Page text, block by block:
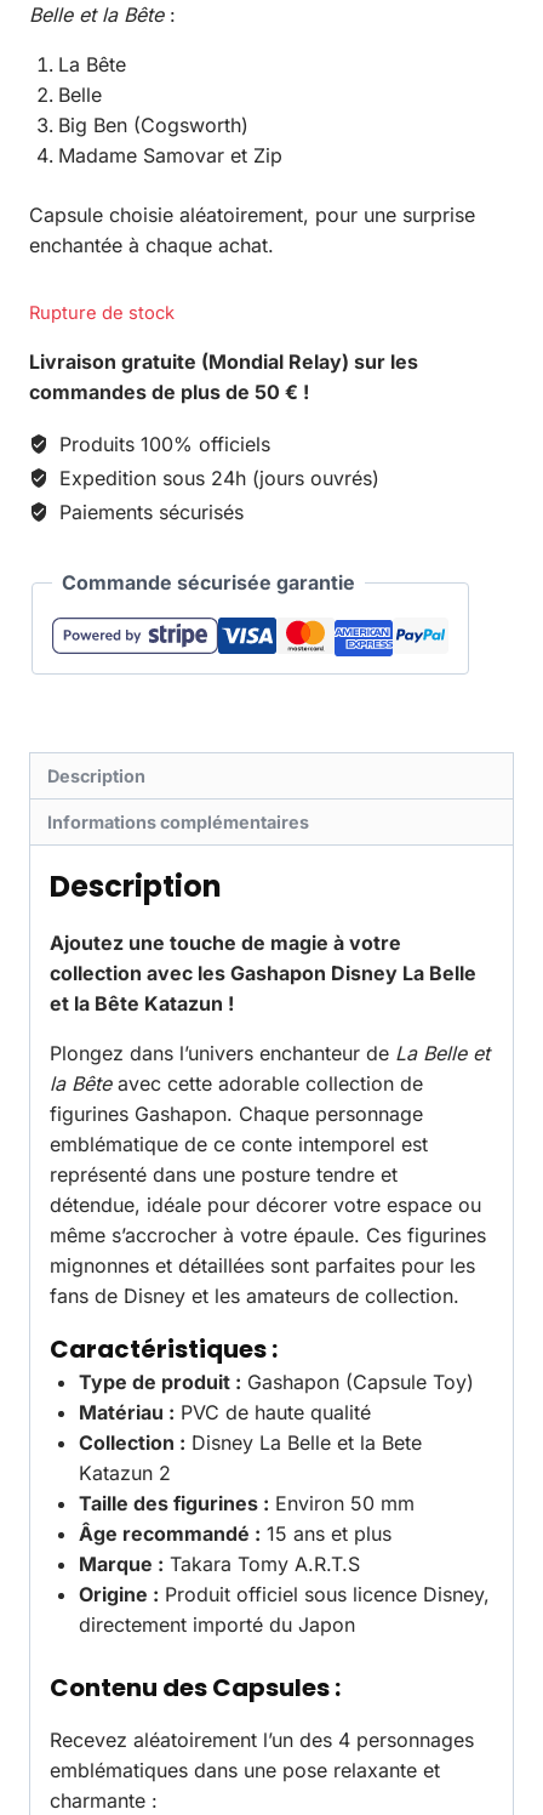
Belle et la Bête:
La Bête
Belle
Big Ben (Cogsworth)
Madame Samovar et Zip
Capsule choisie aléatoirement, pour une surprise
enchantée à chaque achat.
Rupture de stock
Livraison gratuite (Mondial Relay) sur les
commandes de plus de 50 € !
Produits 100% officiels
Expedition sous 24h (jours ouvrés)
Paiements sécurisés
Commande sécurisée garantie
Description
Informations complémentaires
Description
Ajoutez une touche de magie à votre
collection avec les Gashapon Disney La Belle
et la Bête Katazun !
Plongez dans l’univers enchanteur de La Belle et
la Bêteavec cette adorable collection de
figurines Gashapon. Chaque personnage
emblématique de ce conte intemporel est
représenté dans une posture tendre et
détendue, idéale pour décorer votre espace ou
même s’accrocher à votre épaule. Ces figurines
mignonnes et détaillées sont parfaites pour les
fans de Disney et les amateurs de collection.
Caractéristiques :
Type de produit : Gashapon (Capsule Toy)
Matériau : PVC de haute qualité
Collection : Disney La Belle et la Bete
Katazun 2
Taille des figurines : Environ 50 mm
Âge recommandé : 15 ans et plus
Marque : Takara Tomy A.R.T.S
Origine : Produit officiel sous licence Disney,
directement importé du Japon
Contenu des Capsules :
Recevez aléatoirement l’un des 4 personnages
emblématiques dans une pose relaxante et
charmante :